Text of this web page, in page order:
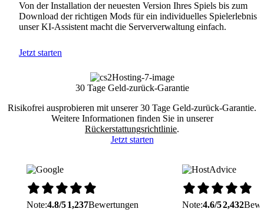
Von der Installation der neuesten Version Ihres Spiels bis zum
Download der richtigen Mods für ein individuelles Spielerlebnis –
unser KI-Assistent macht die Serververwaltung einfach.
Jetzt starten
30 Tage Geld-zurück-Garantie
Risikofrei ausprobieren mit unserer 30 Tage Geld-zurück-Garantie.
Weitere Informationen finden Sie in unserer
Rückerstattungsrichtlinie.
Jetzt starten
Note:4.8/51,237Bewertungen Note:4.6/52,432